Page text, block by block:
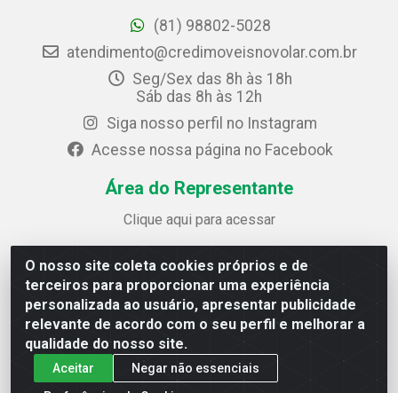
O nosso site coleta cookies próprios e de
terceiros para proporcionar uma experiência
personalizada ao usuário, apresentar publicidade
relevante de acordo com o seu perfil e melhorar a
qualidade do nosso site.
Aceitar
Negar não essenciais
(81) 98802-5028
atendimento@credimoveisnovolar.com.br
Seg/Sex das 8h às 18h
Sáb das 8h às 12h
Siga nosso perfil no Instagram
Acesse nossa página no Facebook
Área do Representante
Clique aqui para acessar
Credimóveis Novolar Ltda
Rua José Alves Bezerra, 430 - Prazeres - Jaboatão dos
Guararapes / PE - CEP 54.325-610
CNPJ: 09.930.165/0013-70